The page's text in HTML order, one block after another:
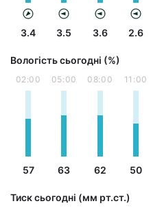
3.4 3.5 3.6 2.6
Вологість сьогодні (%)
02:00
57
05:00
63
08:00
62
11:00
50
Тиск сьогодні (мм рт.ст.)